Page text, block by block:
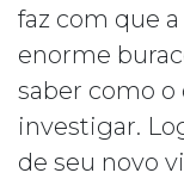
faz com que
enorme
saber como o
investigar.
de seu novo